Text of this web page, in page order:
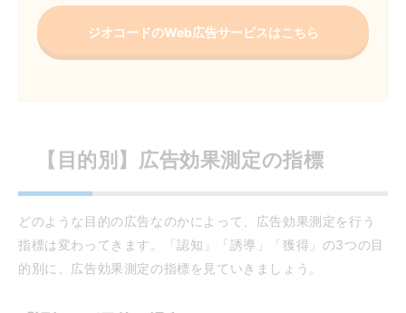
ジオコードのWeb広告サービスはこちら
【目的別】広告効果測定の指標
どのような目的の広告なのかによって、広告効果測定を行う
指標は変わってきます。「認知」「誘導」「獲得」の3つの目
的別に、広告効果測定の指標を見ていきましょう。